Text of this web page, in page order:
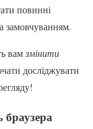
повинні
замовчуванням.
вамзмінити
досліджувати